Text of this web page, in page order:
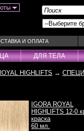
И ОПЛАТА
ДЛЯ ТЕЛА
HIGHLIFTS →
IGORA ROYAL
HIGHLIFTS 12-0
краска
60 мл.